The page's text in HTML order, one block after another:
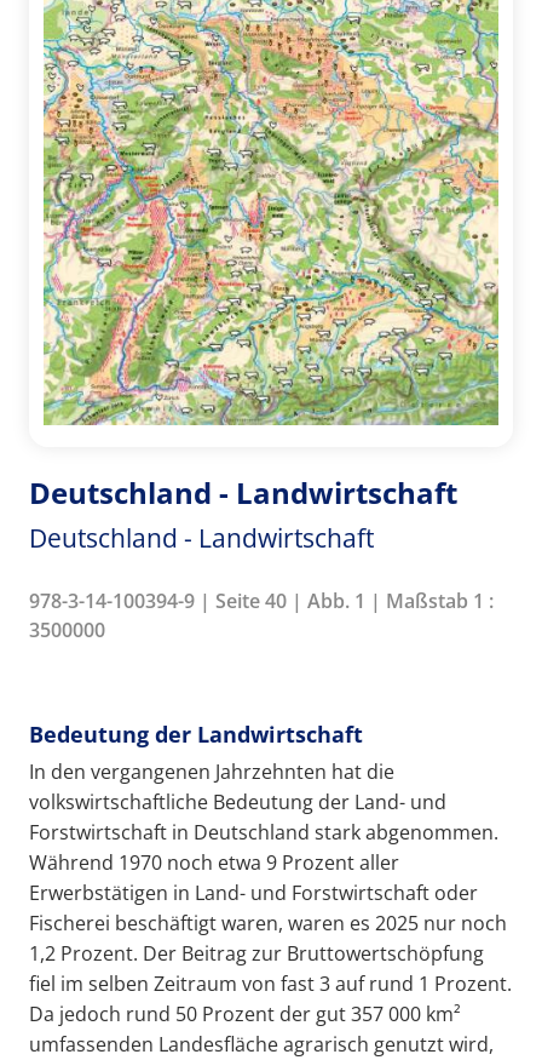
Deutschland - Landwirtschaft
Deutschland - Landwirtschaft
978-3-14-100394-9 | Seite 40 | Abb. 1 | Maßstab 1 :
3500000
Bedeutung der Landwirtschaft
In den vergangenen Jahrzehnten hat die
volkswirtschaftliche Bedeutung der Land- und
Forstwirtschaft in Deutschland stark abgenommen.
Während 1970 noch etwa 9 Prozent aller
Erwerbstätigen in Land- und Forstwirtschaft oder
Fischerei beschäftigt waren, waren es 2025 nur noch
1,2 Prozent. Der Beitrag zur Bruttowertschöpfung
fiel im selben Zeitraum von fast 3 auf rund 1 Prozent.
Da jedoch rund 50 Prozent der gut 357 000 km²
umfassenden Landesfläche agrarisch genutzt wird,